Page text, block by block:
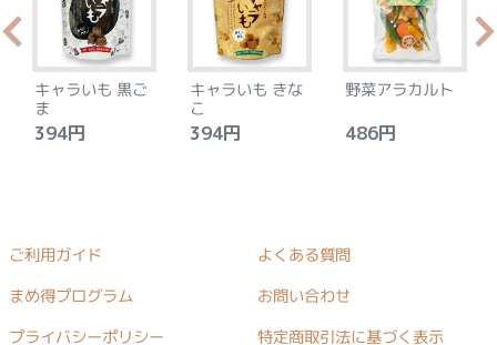
キャラいも 黒ご
ま
394円
キャラいも きな
こ
394円
野菜アラカルト
486円
ご利用ガイド よくある質問
まめ得プログラム お問い合わせ
プライバシーポリシー 特定商取引法に基づく表示